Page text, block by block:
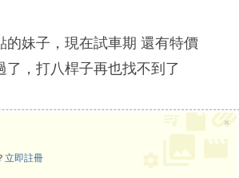
的妹子，現在試車期 還有特價
，打八桿子再也找不到了
立即註冊
×